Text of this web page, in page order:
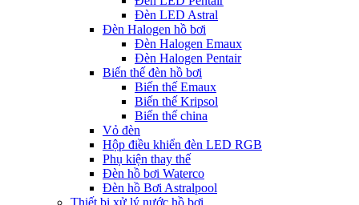
Đèn LED Astral
Đèn Halogen hồ bơi
Đèn Halogen Emaux
Đèn Halogen Pentair
Biến thế đèn hồ bơi
Biến thế Emaux
Biến thế Kripsol
Biến thế china
Vỏ đèn
Hộp điều khiển đèn LED RGB
Phụ kiện thay thế
Đèn hồ bơi Waterco
Đèn hồ Bơi Astralpool
Thiết bị xử lý nước hồ bơi